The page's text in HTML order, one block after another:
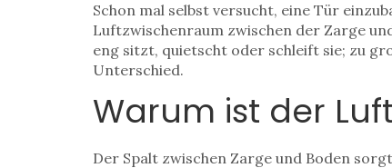
Schon mal selbst versucht, eine Tür
Luftzwischenraum zwischen der Zarge
eng sitzt, quietscht oder schleift sie; zu
Unterschied.
Warum ist der
Der Spalt zwischen Zarge und Boden